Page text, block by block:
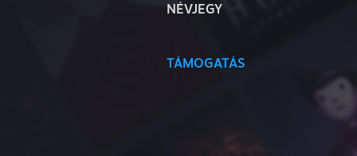
NÉVJEGY
TÁMOGATÁS